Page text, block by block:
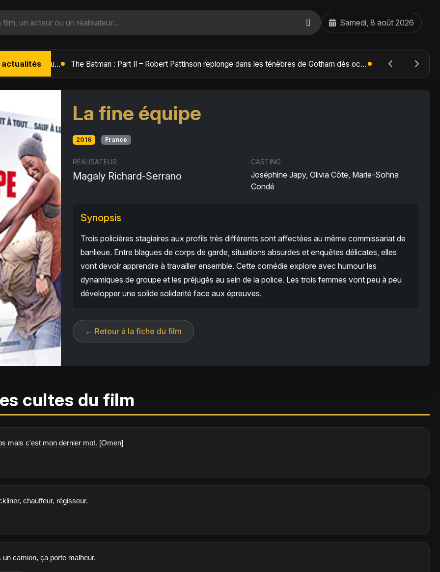
Samedi, 8 août 2026
actualités L'Âge de Glace : Le Réveil du Volcan – Manny, Sid et Diego de retour pour une aventure explosive The Batman : Part II – Robert Pattinson replonge dans les ténèbres de Gotham dès octobre 2027
La fine équipe
2016 France
RÉALISATEUR
Magaly Richard-Serrano
CASTING
Joséphine Japy, Olivia Côte, Marie-Sohna
Condé
Synopsis
Trois policières stagiaires aux profils très différents sont affectées au même commissariat de
banlieue. Entre blagues de corps de garde, situations absurdes et enquêtes délicates, elles
vont devoir apprendre à travailler ensemble. Cette comédie explore avec humour les
dynamiques de groupe et les préjugés au sein de la police. Les trois femmes vont peu à peu
développer une solide solidarité face aux épreuves.
← Retour à la fiche du film
cultes du film
mais c'est mon dernier mot. [Omen]
chauffeur, régisseur.
un camion, ça porte malheur.